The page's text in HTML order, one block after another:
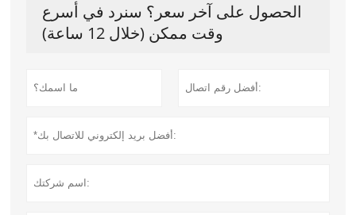
الحصول على آخر سعر؟ سنرد في أسرع
وقت ممكن (خلال 12 ساعة)